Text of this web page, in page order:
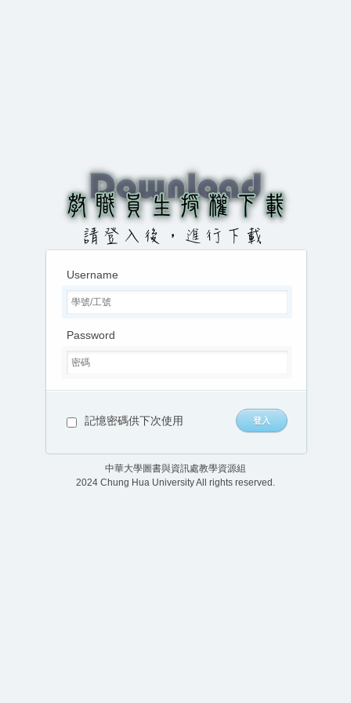
Username
Password
記憶密碼供下次使用
中華大學圖書與資訊處教學資源組
2024 Chung Hua University All rights reserved.